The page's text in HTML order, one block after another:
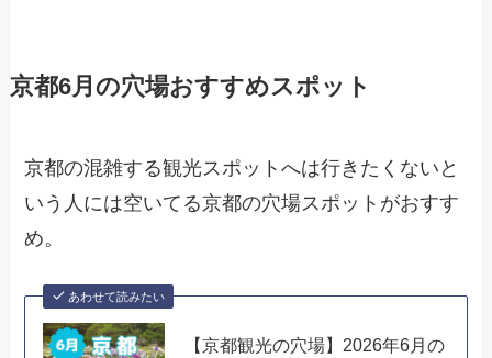
京都6月の穴場おすすめスポット
京都の混雑する観光スポットへは行きたくないと
いう人には空いてる京都の穴場スポットがおすす
め。
あわせて読みたい
【京都観光の穴場】2026年6月の